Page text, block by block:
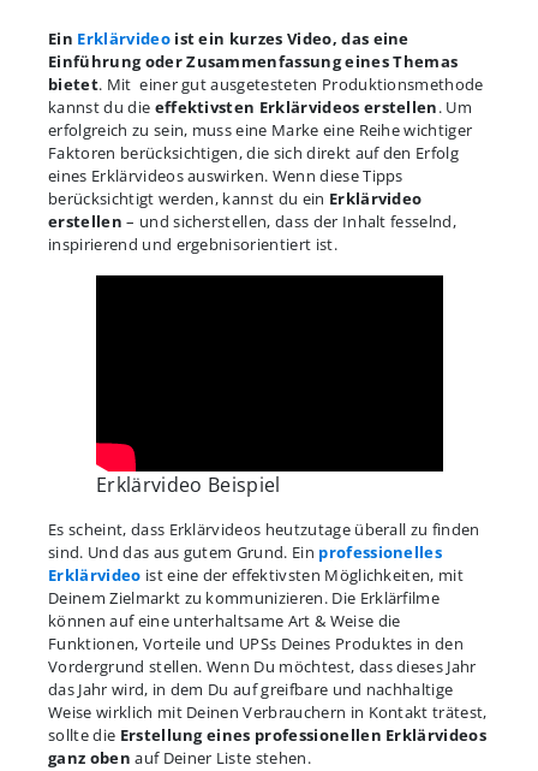
Ein Erklärvideoist ein kurzes Video, das eine
Einführung oder Zusammenfassung eines Themas
bietet. Mit einer gut ausgetesteten Produktionsmethode
kannst du die effektivsten Erklärvideos erstellen. Um
erfolgreich zu sein, muss eine Marke eine Reihe wichtiger
Faktoren berücksichtigen, die sich direkt auf den Erfolg
eines Erklärvideos auswirken. Wenn diese Tipps
berücksichtigt werden, kannst du ein Erklärvideo
erstellen – und sicherstellen, dass der Inhalt fesselnd,
inspirierend und ergebnisorientiert ist.
Erklärvideo Beispiel
Es scheint, dass Erklärvideos heutzutage überall zu finden
sind. Und das aus gutem Grund. Ein professionelles
Erklärvideo ist eine der effektivsten Möglichkeiten, mit
Deinem Zielmarkt zu kommunizieren. Die Erklärfilme
können auf eine unterhaltsame Art & Weise die
Funktionen, Vorteile und UPSs Deines Produktes in den
Vordergrund stellen. Wenn Du möchtest, dass dieses Jahr
das Jahr wird, in dem Du auf greifbare und nachhaltige
Weise wirklich mit Deinen Verbrauchern in Kontakt trätest,
sollte die Erstellung eines professionellen Erklärvideos
ganz oben auf Deiner Liste stehen.